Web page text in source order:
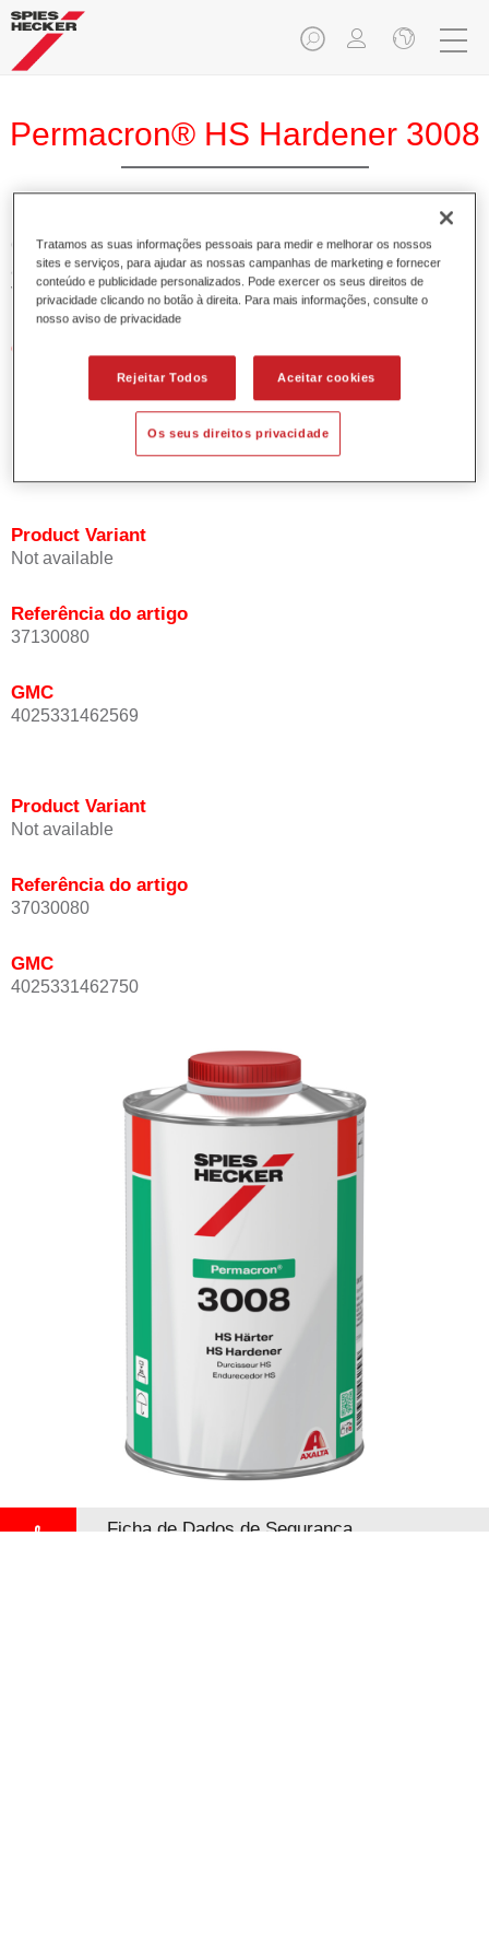
Permacron® HS Hardener 3008
O Permacron Endurecedor HS 3008 permite a óptima
aplicação do Permacron Aparelho HS 5107 e do Permacron
Verniz HS 8007.
Características do produto
Possui alto teor em sólidos.
Permite uma aplicação económica e ambientalmente
Adequado para a reparação de painéis e pinturas gerais
Product Variant
Not available
Referência do artigo
37130080
GMC
4025331462569
Product Variant
Not available
Referência do artigo
37030080
GMC
4025331462750
Ficha de Dados de Segurança
Tratamos as suas informações pessoais para medir e melhorar os nossos
sites e serviços, para ajudar as nossas campanhas de marketing e fornecer
conteúdo e publicidade personalizados. Pode exercer os seus direitos de
privacidade clicando no botão à direita. Para mais informações, consulte o
nosso aviso de privacidade
Rejeitar Todos Aceitar cookies
Os seus direitos privacidade